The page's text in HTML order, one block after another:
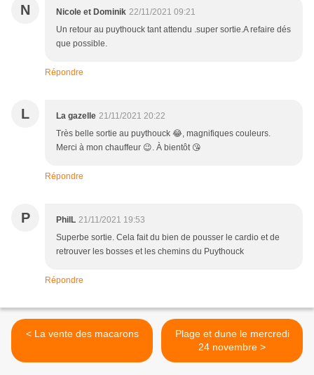
N Nicole et Dominik 22/11/2021 09:21
Un retour au puythouck tant attendu .super sortie.A refaire dés
que possible.
Répondre
L La gazelle 21/11/2021 20:22
Très belle sortie au puythouck 😂, magnifiques couleurs.
Merci à mon chauffeur 😉. À bientôt 😘
Répondre
P PhilL 21/11/2021 19:53
Superbe sortie. Cela fait du bien de pousser le cardio et de
retrouver les bosses et les chemins du Puythouck
Répondre
< La vente des macarons
Plage et dune le mercredi
24 novembre >